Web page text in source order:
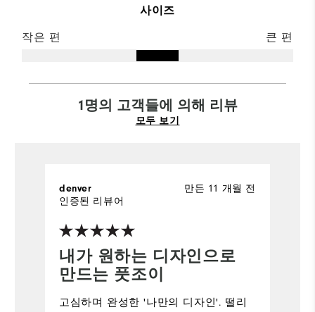
사이즈
작은 편 큰 편
1명의 고객들에 의해 리뷰
모두 보기
내가 원하는 디자인으로
만드는 풋조이
만든 11 개월 전
denver
인증된 리뷰어
고심하며 완성한 '나만의 디자인'. 떨리